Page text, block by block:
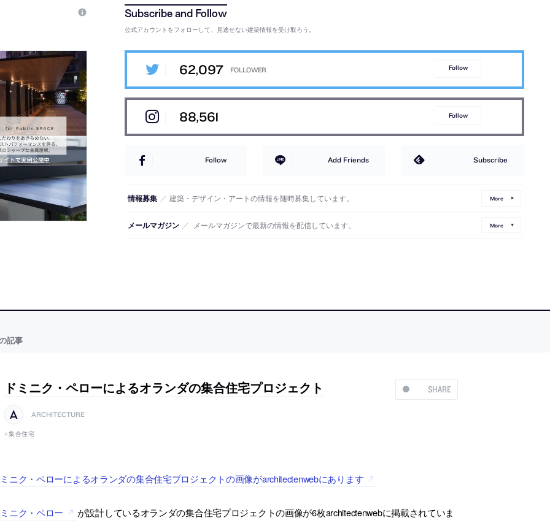
公式アカウントをフォローして、見逃せない建築情報を受け取ろう。
62,097 Follow
88,561 Follow
Follow Add Friends Subscribe
情報募集 ／ 建築・デザイン・アートの情報を随時募集しています。 More
メールマガジン ／ メールマガジンで最新の情報を配信しています。 More
記事
SHARE
ドミニク・ペローによるオランダの集合住宅プロジェクト
ARCHITECTURE
集合住宅
ニク・ペローによるオランダの集合住宅プロジェクトの画像がarchitectenwebにあります
ニク・ペロー
が設計しているオランダの集合住宅プロジェクトの画像が6枚architectenwebに掲載されていま